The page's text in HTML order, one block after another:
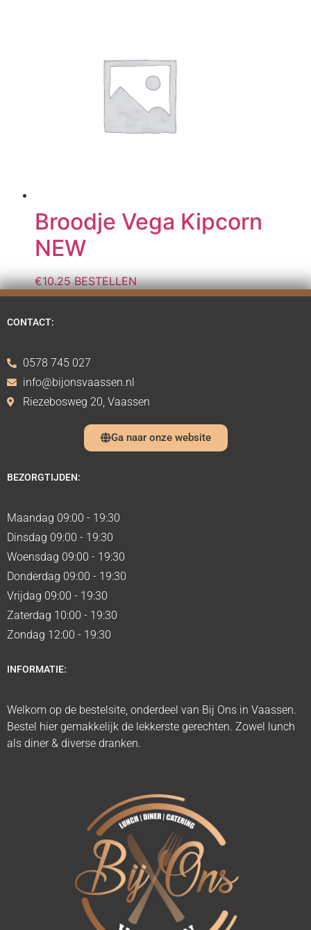
Broodje Vega Kipcorn
NEW
€10.25 BESTELLEN
CONTACT:
0578 745 027
info@bijonsvaassen.nl
Riezebosweg 20, Vaassen
Ga naar onze website
BEZORGTIJDEN:
Maandag 09:00 - 19:30
Dinsdag 09:00 - 19:30
Woensdag 09:00 - 19:30
Donderdag 09:00 - 19:30
Vrijdag 09:00 - 19:30
Zaterdag 10:00 - 19:30
Zondag 12:00 - 19:30
INFORMATIE:
Welkom op de bestelsite, onderdeel van Bij Ons in Vaassen.
Bestel hier gemakkelijk de lekkerste gerechten. Zowel lunch
als diner & diverse dranken.